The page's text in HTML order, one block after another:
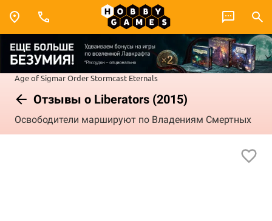
Age of SigmarOrderStormcast Eternals
Отзывы о Liberators (2015)
Освободители маршируют по Владениям Смертных